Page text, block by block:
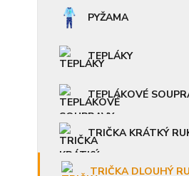
PYŽAMA
TEPLÁKY
TEPLÁKOVÉ
TRIČKA KRÁTKÝ
TRIČKA DLOUHÝ